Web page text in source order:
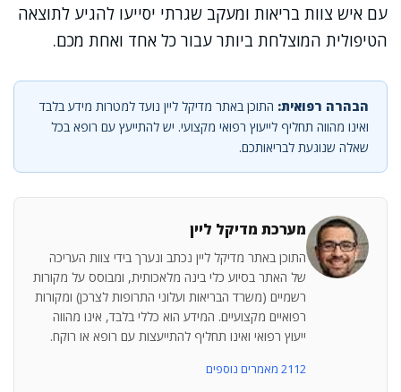
עם איש צוות בריאות ומעקב שגרתי יסייעו להגיע לתוצאה
הטיפולית המוצלחת ביותר עבור כל אחד ואחת מכם.
הבהרה רפואית: התוכן באתר מדיקל ליין נועד למטרות מידע בלבד
ואינו מהווה תחליף לייעוץ רפואי מקצועי. יש להתייעץ עם רופא בכל
שאלה שנוגעת לבריאותכם.
מערכת מדיקל ליין
התוכן באתר מדיקל ליין נכתב ונערך בידי צוות העריכה
של האתר בסיוע כלי בינה מלאכותית, ומבוסס על מקורות
רשמיים (משרד הבריאות ועלוני התרופות לצרכן) ומקורות
רפואיים מקצועיים. המידע הוא כללי בלבד, אינו מהווה
ייעוץ רפואי ואינו תחליף להתייעצות עם רופא או רוקח.
2112 מאמרים נוספים